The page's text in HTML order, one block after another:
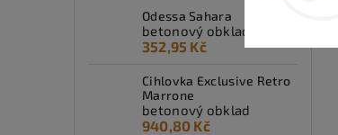
Odessa Sahara
betonový obklad
352,95 Kč
Cihlovka Exclusive Retro
Marrone
betonový obklad
940,80 Kč